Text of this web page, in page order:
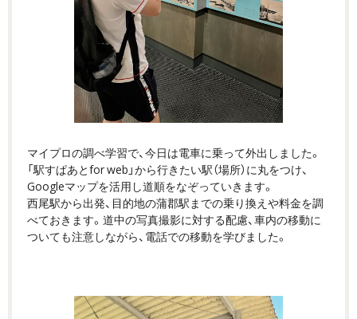
マイプロの調べ学習で、今日は電車に乗って外出しました。
「駅すぱあとfor web」から行きたい駅（場所）に丸をつけ、
Googleマップを活用し道順をなぞっていきます。
西尾駅から出発、目的地の蒲郡駅までの乗り換えや料金を調
べておきます。道中の写真撮影に対する配慮、車内の移動に
ついても注意しながら、電話での移動を学びました。